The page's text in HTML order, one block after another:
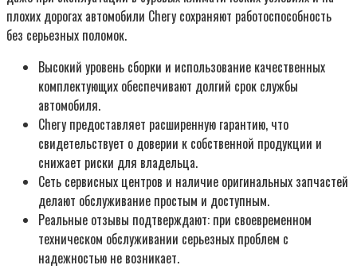
плохих дорогах автомобили Chery сохраняют работоспособность
без серьезных поломок.
Высокий уровень сборки и использование качественных
комплектующих обеспечивают долгий срок службы
автомобиля.
Chery предоставляет расширенную гарантию, что
свидетельствует о доверии к собственной продукции и
снижает риски для владельца.
Сеть сервисных центров и наличие оригинальных запчастей
делают обслуживание простым и доступным.
Реальные отзывы подтверждают: при своевременном
техническом обслуживании серьезных проблем с
надежностью не возникает.